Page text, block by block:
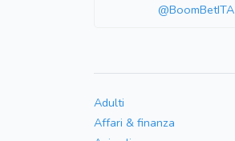
@BoomBetITA
Adulti
Affari & finanza